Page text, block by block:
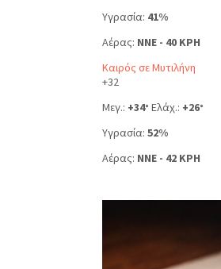
Υγρασία: 41%
Αέρας: NNE - 40 KPH
Καιρός σε Μυτιλήνη
+32
Μεγ.: +34° Ελάχ.: +26°
Υγρασία: 52%
Αέρας: NNE - 42 KPH